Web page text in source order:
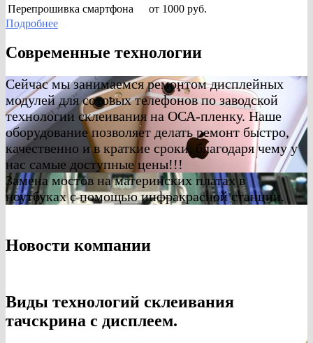
Перепрошивка смартфона
от 1000 руб.
Подробнее
Современные технологии
Сейчас мы занимаемся ремонтом дисплейных
модулей для сотовых телефонов по заводской
технологии склеивания на ОСА-пленку. Наше
оборудование позволяет делать ремонт быстро,
качественно и в краткие сроки, благодаря чему у
нас самые доступные цены!!!
Замена мостов на материнских платах в
ноутбуках с помощью инфракрасной станции.
Новости компании
Виды технологий склеивания
тачскрина с дисплеем.